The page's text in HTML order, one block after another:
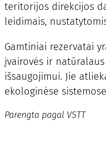
teritorijos direkcijos
leidimais,
Gamtiniai rezervatai
įvairovės ir
išsaugojimui. Jie
ekologinėse
Parengta pagal VSTT